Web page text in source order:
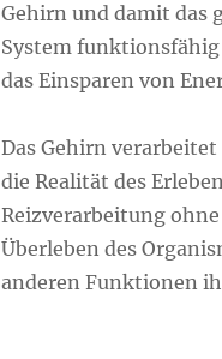
Gehirn und damit das
System funktionsfähig
das Einsparen von
Das Gehirn
die Realität des
Reizverarbeitung
Überleben des
anderen Funktionen